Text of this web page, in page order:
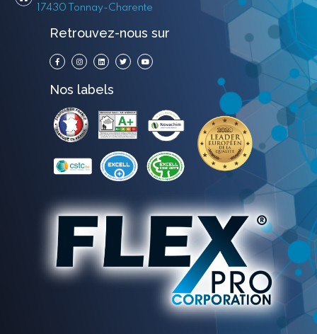
17430 Tonnay-Charente
Retrouvez-nous sur
Nos labels